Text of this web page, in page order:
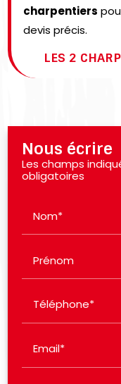
charpentiers
devis précis.
LES 2
Nous écrire
Les champs
obligatoires
Nom*
Prénom
Téléphone*
Email*